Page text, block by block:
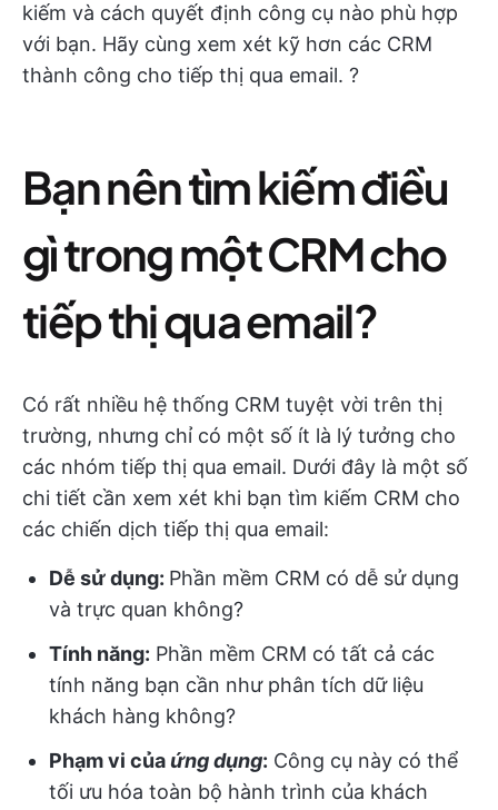
kiếm và cách quyết định công cụ nào phù hợp
với bạn. Hãy cùng xem xét kỹ hơn các CRM
thành công cho tiếp thị qua email. ?
Bạn nên tìm kiếm điều
gì trong một CRM cho
tiếp thị qua email?
Có rất nhiều hệ thống CRM tuyệt vời trên thị
trường, nhưng chỉ có một số ít là lý tưởng cho
các nhóm tiếp thị qua email. Dưới đây là một số
chi tiết cần xem xét khi bạn tìm kiếm CRM cho
các chiến dịch tiếp thị qua email:
Dễ sử dụng: Phần mềm CRM có dễ sử dụng
và trực quan không?
Tính năng: Phần mềm CRM có tất cả các
tính năng bạn cần như phân tích dữ liệu
khách hàng không?
Phạm vi củaứng dụng: Công cụ này có thể
tối ưu hóa toàn bộ hành trình của khách